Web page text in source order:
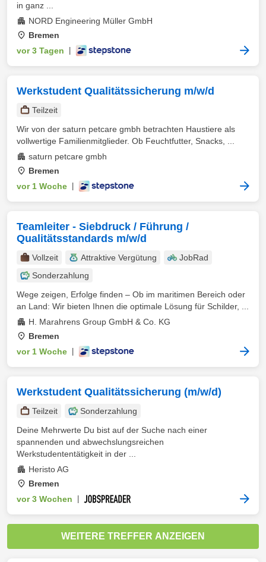
in ganz ...
NORD Engineering Müller GmbH
Bremen
vor 3 Tagen
Werkstudent Qualitätssicherung m/w/d
Teilzeit
Wir von der saturn petcare gmbh betrachten Haustiere als
vollwertige Familienmitglieder. Ob Feuchtfutter, Snacks, ...
saturn petcare gmbh
Bremen
vor 1 Woche
Teamleiter - Siebdruck / Führung /
Qualitätsstandards m/w/d
Vollzeit Attraktive Vergütung
JobRad
Sonderzahlung
Wege zeigen, Erfolge finden – Ob im maritimen Bereich oder
an Land: Wir bieten Ihnen die optimale Lösung für Schilder, ...
H. Marahrens Group GmbH & Co. KG
Bremen
vor 1 Woche
Werkstudent Qualitätssicherung (m/w/d)
Teilzeit
Sonderzahlung
Deine Mehrwerte Du bist auf der Suche nach einer
spannenden und abwechslungsreichen
Werkstudententätigkeit in der ...
Heristo AG
Bremen
vor 3 Wochen
WEITERE TREFFER ANZEIGEN